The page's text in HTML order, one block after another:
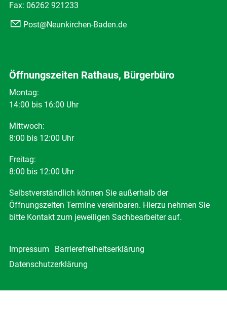
Fax: 06262 921233
Post@Neunkirchen-Baden.de
Öffnungszeiten Rathaus, Bürgerbüro
Montag:
14:00 bis 16:00 Uhr
Mittwoch:
8:00 bis 12:00 Uhr
Freitag:
8:00 bis 12:00 Uhr
Selbstverständlich können Sie außerhalb der
Öffnungszeiten Termine vereinbaren. Hierzu nehmen Sie
bitte Kontakt zum jeweiligen Sachbearbeiter auf.
Impressum
Barrierefreiheitserklärung
Datenschutzerklärung